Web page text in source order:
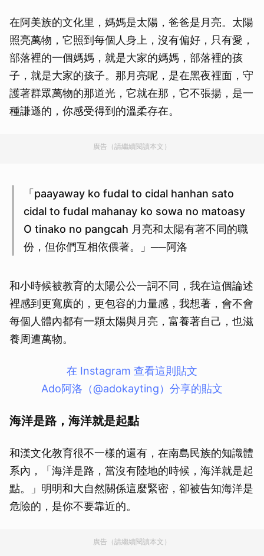
在阿美族的文化里，媽媽是太陽，爸爸是月亮。太陽
照亮萬物，它照到每個人身上，沒有偏好，只有愛，
部落裡的一個媽媽，就是大家的媽媽，部落裡的孩
子，就是大家的孩子。那月亮呢，是在黑夜裡面，守
護著群眾萬物的那道光，它就在那，它不張揚，是一
種謙遜的，你感受得到的溫柔存在。
廣告（請繼續閱讀本文）
「paayaway ko fudal to cidal hanhan sato
cidal to fudal mahanay ko sowa no matoasy
O tinako no pangcah 月亮和太陽有著不同的職
份，但你們互相依偎著。」──阿洛
和小時候被教育的太陽公公一詞不同，我在這個論述
裡感到更寬廣的，更包容的力量感，我想著，會不會
每個人體內都有一顆太陽與月亮，富養著自己，也滋
養周遭萬物。
在 Instagram 查看這則貼文
Ado阿洛（@adokayting）分享的貼文
海洋是路，海洋就是起點
和漢文化教育很不一樣的還有，在南島民族的知識體
系內，「海洋是路，當沒有陸地的時候，海洋就是起
點。」明明和大自然關係這麼緊密，卻被告知海洋是
危險的，是你不要靠近的。
廣告（請繼續閱讀本文）